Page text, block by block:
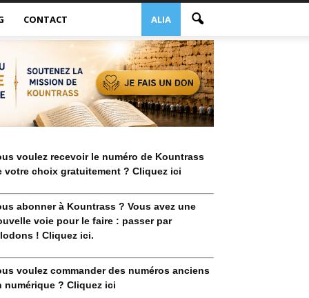
ALIA
CONTACT
voulez recevoir le numéro de Kountrass
votre choix gratuitement ? Cliquez ici
abonner à Kountrass ? Vous avez une
voie pour le faire : passer par
! Cliquez ici.
voulez commander des numéros anciens
numérique ? Cliquez ici